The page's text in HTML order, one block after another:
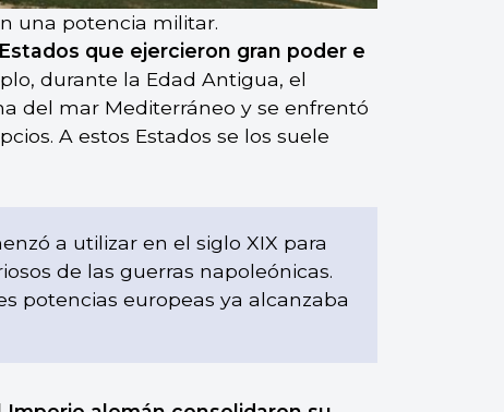
una potencia militar.
que ejercieron gran poder e
durante la Edad Antigua, el
del mar Mediterráneo y se enfrentó
A estos Estados se los suele
a utilizar en el siglo XIX para
de las guerras napoleónicas.
potencias europeas ya alcanzaba